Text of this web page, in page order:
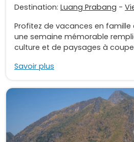
Destination: Luang Prabang -
Profitez de vacances en famille
une semaine mémorable
culture et de paysages à
Savoir plus